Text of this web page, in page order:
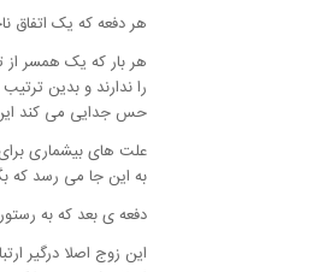
هر دفعه که یک اتفاق
هر بار که یک همسر
را ندارند و بدین
حس جدایی می کند این
علت های بیشماری
به این جا می رسد که
دفعه ی بعد که به
این زوج اصلا درگیر